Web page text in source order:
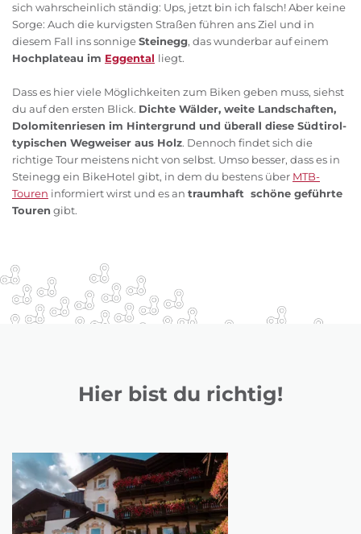
sich wahrscheinlich ständig: Ups, jetzt bin ich falsch! Aber keine
Sorge: Auch die kurvigsten Straßen führen ans Ziel und in
diesem Fall ins sonnigeSteinegg, das wunderbar auf einem
Hochplateau im Eggental liegt.
Dass es hier viele Möglichkeiten zum Biken geben muss, siehst
du auf den ersten Blick. Dichte Wälder, weite Landschaften,
Dolomitenriesen im Hintergrund und überall diese Südtirol-
typischen Wegweiser aus Holz. Dennoch findet sich die
richtige Tour meistens nicht von selbst. Umso besser, dass es in
Steinegg ein BikeHotel gibt, in dem du bestens über MTB-
Touren informiert wirst und es an traumhaft schöne geführte
Touren gibt.
Hier bist du richtig!